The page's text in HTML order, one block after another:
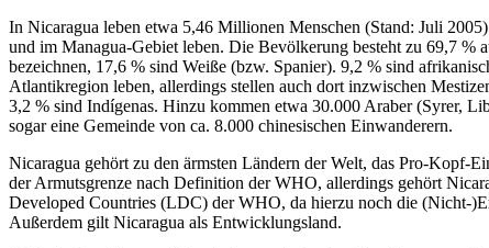
In Nicaragua leben etwa 5,46 Millionen Menschen (Stand: Juli
und im Managua-Gebiet leben. Die Bevölkerung besteht zu 69,7 %
bezeichnen, 17,6 % sind Weiße (bzw. Spanier). 9,2 % sind
Atlantikregion leben, allerdings stellen auch dort inzwischen
3,2 % sind Indígenas. Hinzu kommen etwa 30.000 Araber (Syrer,
sogar eine Gemeinde von ca. 8.000 chinesischen Einwanderern.
Nicaragua gehört zu den ärmsten Ländern der Welt, das Pro-Kopf-
der Armutsgrenze nach Definition der WHO, allerdings gehört
Developed Countries (LDC) der WHO, da hierzu noch die (Nicht-
Außerdem gilt Nicaragua als Entwicklungsland.